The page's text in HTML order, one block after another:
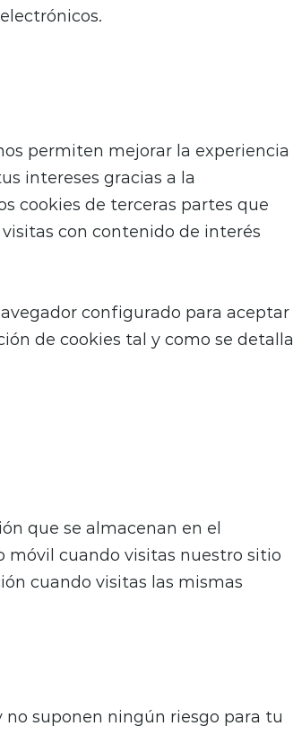
permiten mejorar la experiencia
intereses gracias a la
cookies de terceras partes que
con contenido de interés
configurado para aceptar
de cookies tal y como se detalla
que se almacenan en el
cuando visitas nuestro sitio
cuando visitas las mismas
suponen ningún riesgo para tu